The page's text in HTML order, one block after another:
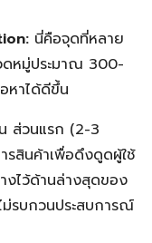
นี่คือจุดที่หลาย
ดหมู่ประมาณ 300-
หาได้ดีขึ้น
ส่วนแรก (2-3
รสินค้าเพื่อดึงดูดผู้ใช้
งไว้ด้านล่างสุดของ
ม่รบกวนประสบการณ์